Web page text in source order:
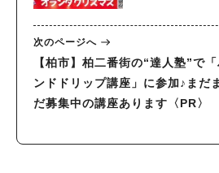
次のページへ
【柏市】柏二番街の“達人塾”で
ンドドリップ講座」に参加♪まだま
だ募集中の講座あります〈PR〉